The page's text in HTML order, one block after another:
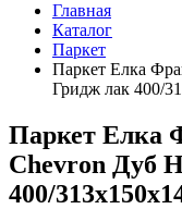
Главная
Каталог
Паркет
Паркет Елка
Гридж лак 400/
Паркет Елка
Chevron Дуб
400/